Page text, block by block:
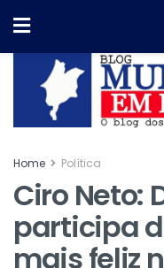
Home Política
Ciro Neto:
participa
mais feliz